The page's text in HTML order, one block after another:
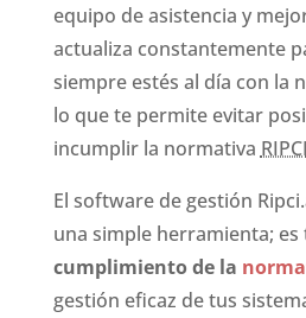
equipo de asistencia y
actualiza constantemente
siempre estés al día con la
lo que te permite evitar
incumplir la normativa RIPCI
El software de gestión
una simple herramienta; es
cumplimiento de la
gestión eficaz de tus